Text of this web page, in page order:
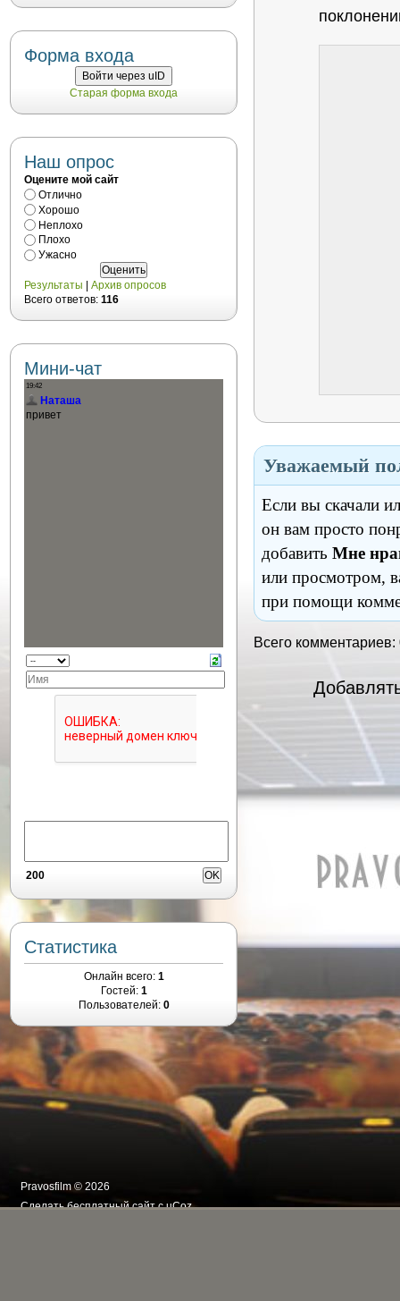
Уважаемый
Если вы скачали
он вам просто
добавить Мне
или просмотром,
при помощи
Всего комментариев:
Форма входа
Войти через uID
Старая форма входа
Наш опрос
Оцените мой сайт
Отлично
Хорошо
Неплохо
Плохо
Ужасно
Результаты
Архив опросов
Всего ответов: 116
Мини-чат
200
Статистика
Онлайн всего: 1
Гостей: 1
Пользователей: 0
Pravosfilm © 2026
Сделатьбесплатный сайтсuCoz